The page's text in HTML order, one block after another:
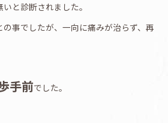
と診断されました。
事でしたが、一向に痛みが治らず、再
手前でした。